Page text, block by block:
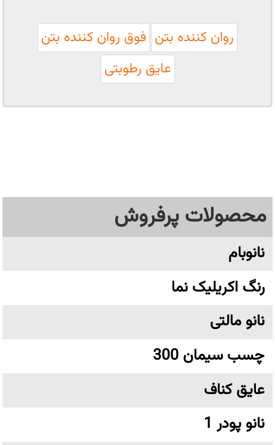
روان کننده بتن فوق روان کننده بتن
عایق رطوبتی
محصولات پرفروش
نانوبام
رنگ اکریلیک نما
نانو مالتی
چسب سیمان 300
عایق کناف
نانو پودر 1